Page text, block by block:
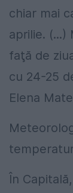
chiar mai
aprilie.
faţă de
cu 24-25
Elena
În